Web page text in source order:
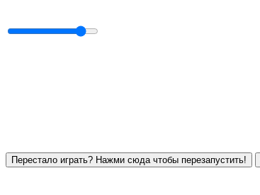
Перестало играть? Нажми сюда чтобы перезапустить!